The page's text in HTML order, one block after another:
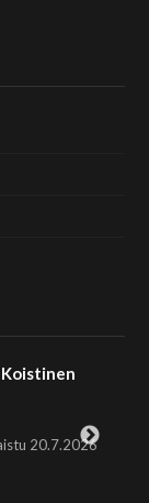
sopimus –